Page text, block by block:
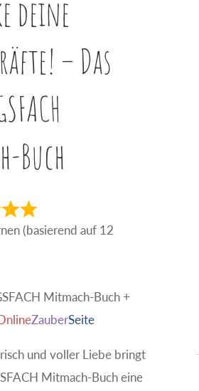
deine
– Das
Buch
(basierend auf 12
Mitmach-Buch +
ZauberSeite
und voller Liebe bringt
Mitmach-Buch eine